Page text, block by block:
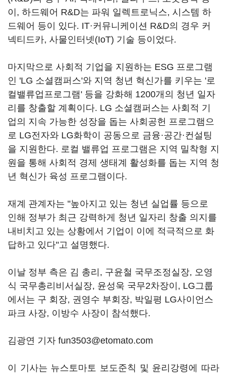
이, 하드웨어 R&D는 파워 일렉트로닉스, 시스템 하
드웨어 등이 있다. IT·커뮤니케이션 R&D의 경우 커
넥티드카, 사물인터넷(IoT) 기술 등이었다.
마지막으로 사회적 기업을 지원하는 ESG 프로그램
인 'LG 소셜캠퍼스'와 지역 청년 혁신가를 키우는 '로
컬밸류업프로그램' 등을 강화해 1200개의 청년 일자
리를 창출할 계획이다. LG 소셜캠퍼스는 사회적 기
업의 지속 가능한 성장을 돕는 사회공헌 프로그램으
로 LG전자와 LG화학이 공동으로 금융·공간·컨설팅
을 지원한다. 로컬 밸류업 프로그램은 지역 밀착형 지
원을 통해 사회적 경제 생태계 활성화를 돕는 지역 청
년 혁신가 육성 프로그램이다.
재계 관계자는 "높아지고 있는 청년 실업률 등으로
인해 정부가 최근 강력하게 청년 일자리 창출 의지를
내비치고 있는 상황에서 기업이 이에 적극적으로 화
답하고 있다"고 설명했다.
이날 정부 측은 김 총리, 구윤철 국무조정실장, 오영
식 국무총리비서실장, 윤성욱 국무2차장이, LG그룹
에서는 구 회장, 권영수 부회장, 박일평 LG사이언스
파크 사장, 이방수 사장이 참석했다.
김광연 기자 fun3503@etomato.com
이 기사는 뉴스토마토 보도준칙 및 윤리강령에 따라